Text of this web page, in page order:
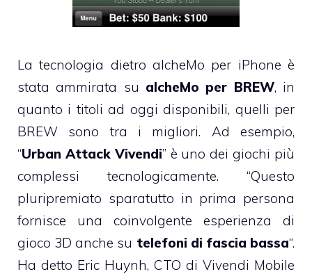
La tecnologia dietro alcheMo per iPhone è
stata ammirata su alcheMo per BREW, in
quanto i titoli ad oggi disponibili, quelli per
BREW sono tra i migliori. Ad esempio,
“Urban Attack Vivendi” è uno dei giochi più
complessi tecnologicamente. “Questo
pluripremiato sparatutto in prima persona
fornisce una coinvolgente esperienza di
gioco 3D anche su telefoni di fascia bassa“.
Ha detto Eric Huynh, CTO di Vivendi Mobile